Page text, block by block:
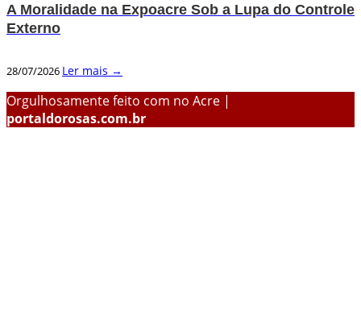
A Moralidade na Expoacre Sob a Lupa do Controle
Externo
28/07/2026 Ler mais →
Orgulhosamente feito com no Acre |
portaldorosas.com.br